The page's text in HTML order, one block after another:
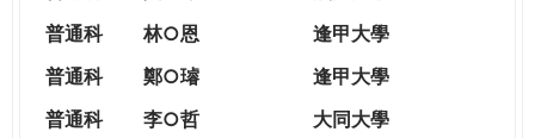
普通科
林○恩
逢甲大學
普通科
鄭○璿
逢甲大學
普通科
李○哲
大同大學